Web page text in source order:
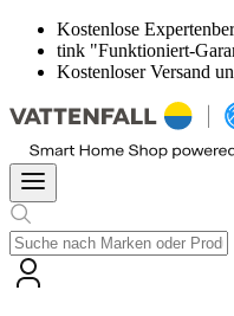
Kostenlose
tink "Funktioniert-
Kostenloser Versand